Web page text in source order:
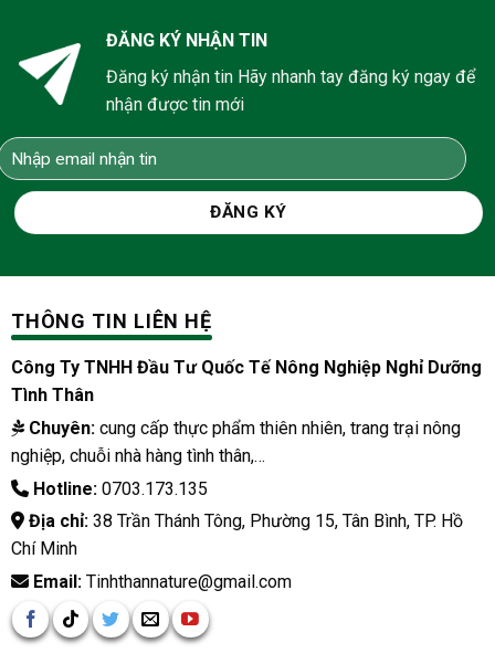
ĐĂNG KÝ NHẬN TIN
Đăng ký nhận tin Hãy nhanh tay đăng ký ngay để
nhận được tin mới
THÔNG TIN LIÊN HỆ
Công Ty TNHH Đầu Tư Quốc Tế Nông Nghiệp Nghỉ Dưỡng
Tình Thân
Chuyên:cung cấp thực phẩm thiên nhiên, trang trại nông
nghiệp, chuỗi nhà hàng tình thân,…
Hotline:0703.173.135
Địa chỉ:38 Trần Thánh Tông, Phường 15, Tân Bình, TP. Hồ
Chí Minh
Email:Tinhthannature@gmail.com